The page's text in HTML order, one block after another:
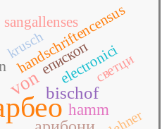
von bischof
hamm
electronici
handschriftencensus
sangallenses
епископ
krusch
lehner
светци